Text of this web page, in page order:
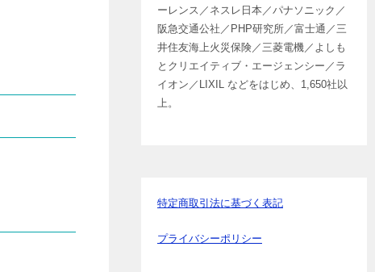
ーレンス／ネスレ日本／パナソニック／
阪急交通公社／PHP研究所／富士通／三
井住友海上火災保険／三菱電機／よしも
とクリエイティブ・エージェンシー／ラ
イオン／LIXIL などをはじめ、1,650社以
上。
特定商取引法に基づく表記
プライバシーポリシー